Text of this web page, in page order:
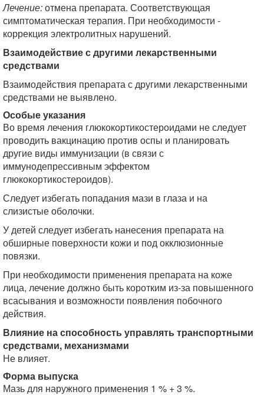
Лечение:отмена препарата. Соответствующая
симптоматическая терапия. При необходимости -
коррекция электролитных нарушений.
Взаимодействие с другими лекарственными
средствами
Взаимодействия препарата с другими лекарственными
средствами не выявлено.
Особые указания
Во время лечения глюкокортикостероидами не следует
проводить вакцинацию против оспы и планировать
другие виды иммунизации (в связи с
иммунодепрессивным эффектом
глюкокортикостероидов).
Следует избегать попадания мази в глаза и на
слизистые оболочки.
У детей следует избегать нанесения препарата на
обширные поверхности кожи и под окклюзионные
повязки.
При необходимости применения препарата на коже
лица, лечение должно быть коротким из-за повышенного
всасывания и возможности появления побочного
действия.
Влияние на способность управлять транспортными
средствами, механизмами
Не влияет.
Форма выпуска
Мазь для наружного применения 1 % + 3 %.